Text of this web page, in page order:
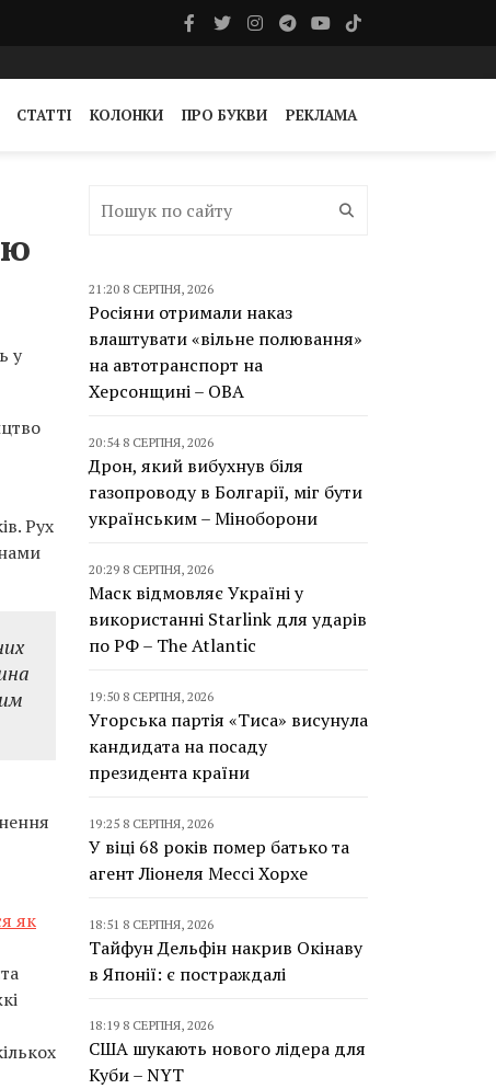
СТАТТІ КОЛОНКИ ПРО БУКВИ РЕКЛАМА
у
Рух
як
21:20 8 СЕРПНЯ, 2026
Росіяни отримали наказ
влаштувати «вільне полювання»
на автотранспорт на
Херсонщині – ОВА
20:54 8 СЕРПНЯ, 2026
Дрон, який вибухнув біля
газопроводу в Болгарії, міг бути
українським – Міноборони
20:29 8 СЕРПНЯ, 2026
Маск відмовляє Україні у
використанні Starlink для ударів
по РФ – The Atlantic
19:50 8 СЕРПНЯ, 2026
Угорська партія «Тиса» висунула
кандидата на посаду
президента країни
19:25 8 СЕРПНЯ, 2026
У віці 68 років помер батько та
агент Ліонеля Мессі Хорхе
18:51 8 СЕРПНЯ, 2026
Тайфун Дельфін накрив Окінаву
в Японії: є постраждалі
18:19 8 СЕРПНЯ, 2026
США шукають нового лідера для
Куби – NYT